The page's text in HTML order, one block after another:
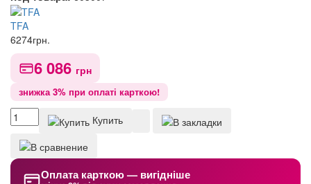
TFA
6274грн.
6 086 грн
знижка 3% при оплаті карткою!
Купить
Оплата карткою — вигідніше